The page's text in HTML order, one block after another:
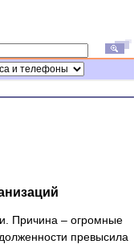
Причина – огромные
превысила